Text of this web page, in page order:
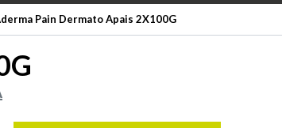
Pain Dermato Apais 2X100G